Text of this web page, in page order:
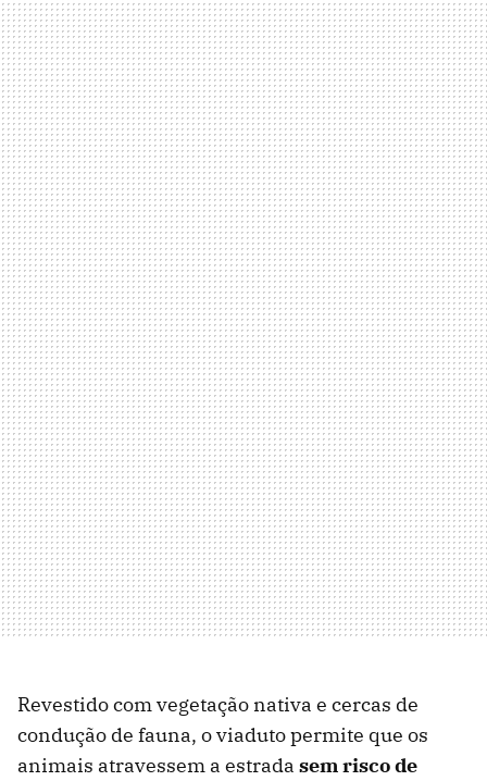
Revestido com vegetação nativa e cercas de
condução de fauna, o viaduto permite que os
animais atravessem a estrada sem risco de